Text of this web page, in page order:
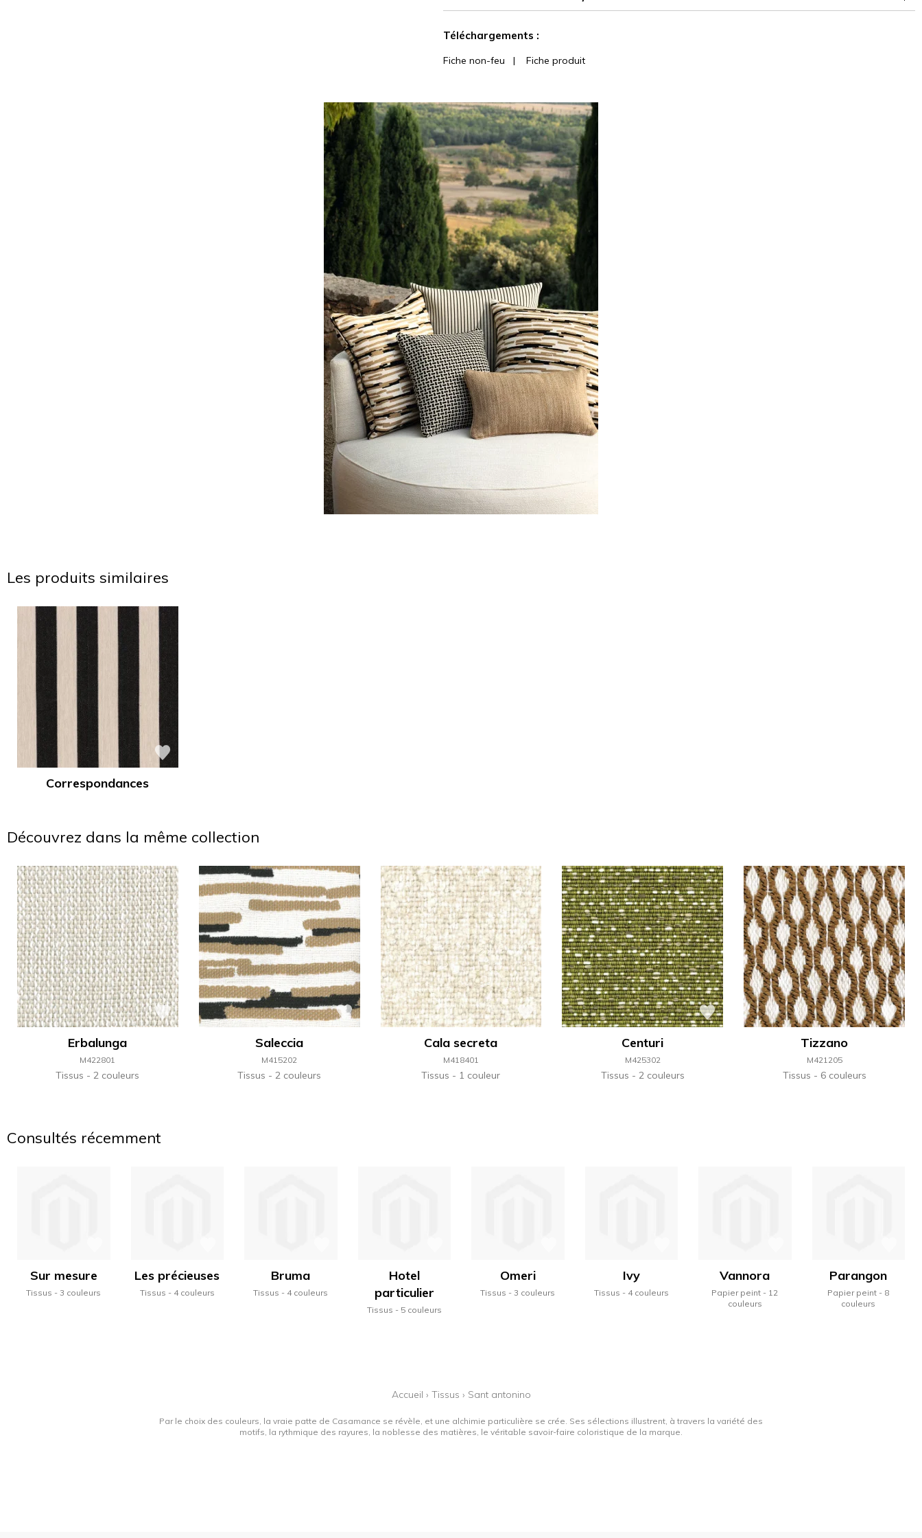
martindale
à 30,000 doubles rubs (Wyzenbeek)
Anti-moisissure
Téléchargements :
Fiche non-feu | Fiche produit
Les produits similaires
Correspondances
Découvrez dans la même collection
Erbalunga
M422801
Tissus 2 couleurs
Saleccia
M415202
Tissus 2 couleurs
Cala secreta
M418401
Tissus 1 couleur
Centuri
M425302
Tissus 2 couleurs
Tizzano
M421205
Tissus 6 couleurs
Consultés récemment
Sur mesure
Tissus 3 couleurs
Les précieuses
Tissus 4 couleurs
Bruma
Tissus 4 couleurs
Hotel
particulier
Tissus 5 couleurs
Omeri
Tissus 3 couleurs
Ivy
Tissus 4 couleurs
Vannora
Papier peint
12
couleurs
Parangon
Papier peint
8
couleurs
Accueil › Tissus › Sant antonino
Par le choix des couleurs, la vraie patte de Casamance se révèle, et une alchimie particulière se crée. Ses sélections illustrent, à travers la variété des
motifs, la rythmique des rayures, la noblesse des matières, le véritable savoir-faire coloristique de la marque.